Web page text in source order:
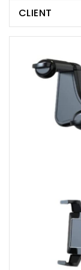
CLIENT